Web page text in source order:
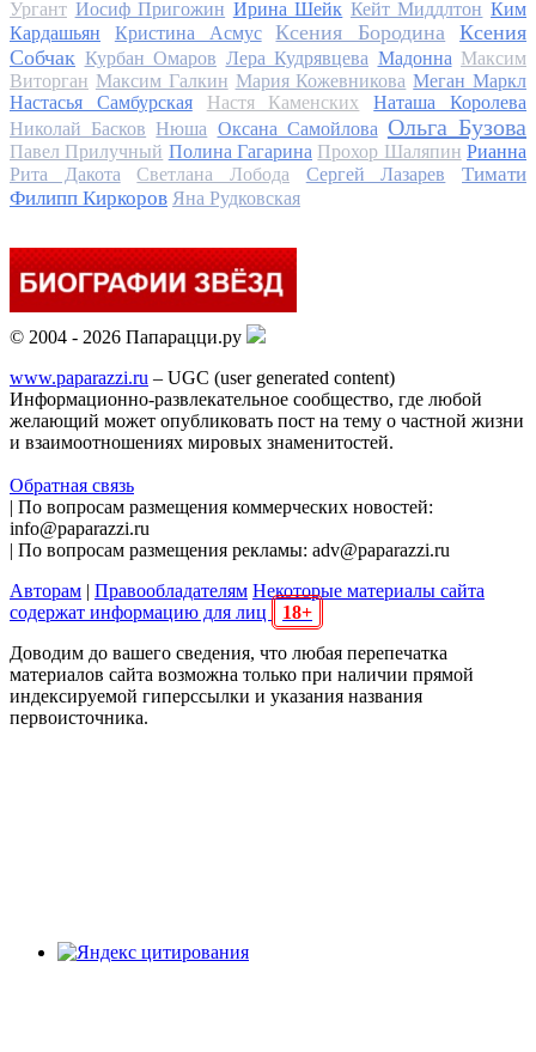
Ургант Иосиф Пригожин Ирина Шейк Кейт Миддлтон Ким
Кардашьян
Кристина Асмус Ксения Бородина
Ксения
Собчак Курбан Омаров Лера Кудрявцева Мадонна Максим
Виторган Максим Галкин Мария Кожевникова Меган Маркл
Настасья Самбурская
Настя Каменских
Наташа Королева
Николай Басков Нюша Оксана Самойлова Ольга Бузова
Павел Прилучный Полина Гагарина Прохор Шаляпин Рианна
Рита Дакота
Светлана Лобода Сергей Лазарев
Тимати
Филипп Киркоров Яна Рудковская
© 2004 - 2026 Папарацци.ру
www.paparazzi.ru – UGC (user generated content)
Информационно-развлекательное сообщество, где любой
желающий может опубликовать пост на тему о частной жизни
и взаимоотношениях мировых знаменитостей.
Обратная связь
| По вопросам размещения коммерческих новостей:
info@paparazzi.ru
| По вопросам размещения рекламы: adv@paparazzi.ru
Авторам | Правообладателям Некоторые материалы сайта
содержат информацию для лиц
18+
Доводим до вашего сведения, что любая перепечатка
материалов сайта возможна только при наличии прямой
индексируемой гиперссылки и указания названия
первоисточника.